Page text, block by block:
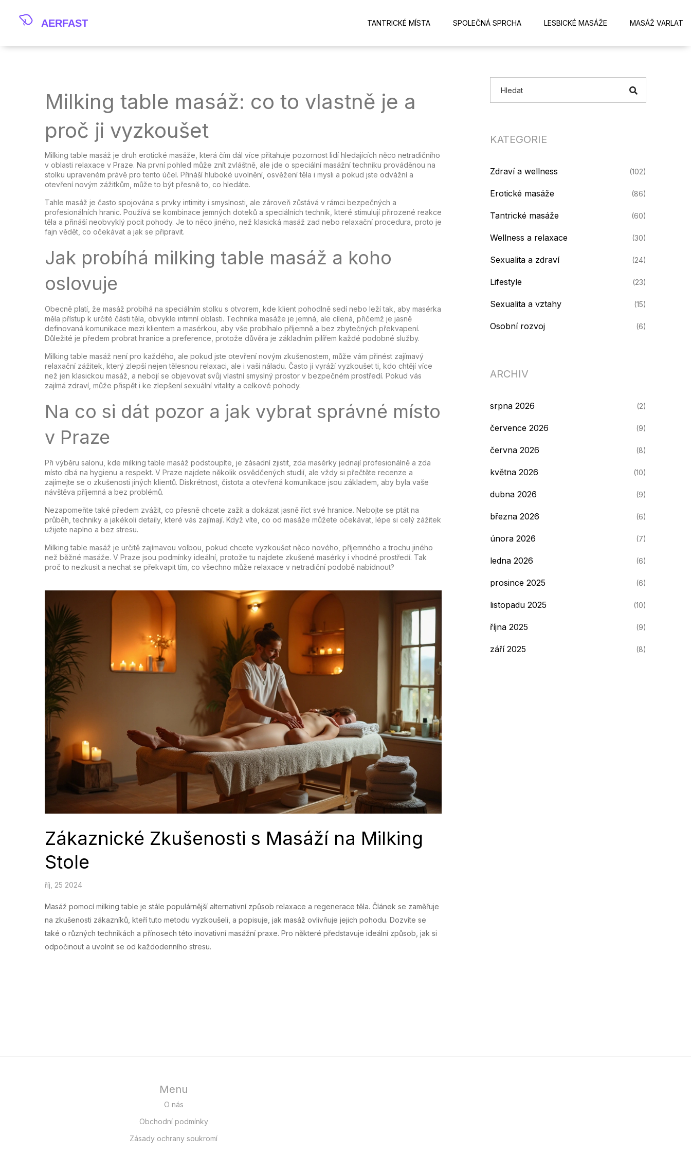
TANTRICKÉ MÍSTA SPOLEČNÁ SPRCHA LESBICKÉ MASÁŽE MASÁŽ VARLAT
Milking table masáž: co to vlastně je a
proč ji vyzkoušet
Milking table masáž je druh erotické masáže, která čím dál více přitahuje pozornost lidí hledajících něco netradičního
v oblasti relaxace v Praze. Na první pohled může znít zvláštně, ale jde o speciální masážní techniku prováděnou na
stolku upraveném právě pro tento účel. Přináší hluboké uvolnění, osvěžení těla i mysli a pokud jste odvážní a
otevření novým zážitkům, může to být přesně to, co hledáte.
Tahle masáž je často spojována s prvky intimity i smyslnosti, ale zároveň zůstává v rámci bezpečných a
profesionálních hranic. Používá se kombinace jemných doteků a speciálních technik, které stimulují přirozené reakce
těla a přináší neobvyklý pocit pohody. Je to něco jiného, než klasická masáž zad nebo relaxační procedura, proto je
fajn vědět, co očekávat a jak se připravit.
Jak probíhá milking table masáž a koho
oslovuje
Obecně platí, že masáž probíhá na speciálním stolku s otvorem, kde klient pohodlně sedí nebo leží tak, aby masérka
měla přístup k určité části těla, obvykle intimní oblasti. Technika masáže je jemná, ale cílená, přičemž je jasně
definovaná komunikace mezi klientem a masérkou, aby vše probíhalo příjemně a bez zbytečných překvapení.
Důležité je předem probrat hranice a preference, protože důvěra je základním pilířem každé podobné služby.
Milking table masáž není pro každého, ale pokud jste otevření novým zkušenostem, může vám přinést zajímavý
relaxační zážitek, který zlepší nejen tělesnou relaxaci, ale i vaši náladu. Často ji vyráží vyzkoušet ti, kdo chtějí více
než jen klasickou masáž, a nebojí se objevovat svůj vlastní smyslný prostor v bezpečném prostředí. Pokud vás
zajímá zdraví, může přispět i ke zlepšení sexuální vitality a celkové pohody.
Na co si dát pozor a jak vybrat správné místo
v Praze
Při výběru salonu, kde milking table masáž podstoupíte, je zásadní zjistit, zda masérky jednají profesionálně a zda
místo dbá na hygienu a respekt. V Praze najdete několik osvědčených studií, ale vždy si přečtěte recenze a
zajímejte se o zkušenosti jiných klientů. Diskrétnost, čistota a otevřená komunikace jsou základem, aby byla vaše
návštěva příjemná a bez problémů.
Nezapomeňte také předem zvážit, co přesně chcete zažít a dokázat jasně říct své hranice. Nebojte se ptát na
průběh, techniky a jakékoli detaily, které vás zajímají. Když víte, co od masáže můžete očekávat, lépe si celý zážitek
užijete naplno a bez stresu.
Milking table masáž je určitě zajímavou volbou, pokud chcete vyzkoušet něco nového, příjemného a trochu jiného
než běžné masáže. V Praze jsou podmínky ideální, protože tu najdete zkušené masérky i vhodné prostředí. Tak
proč to nezkusit a nechat se překvapit tím, co všechno může relaxace v netradiční podobě nabídnout?
Zákaznické Zkušenosti s Masáží na Milking
Stole
říj, 25 2024
Masáž pomocí milking table je stále populárnější alternativní způsob relaxace a regenerace těla. Článek se zaměřuje
na zkušenosti zákazníků, kteří tuto metodu vyzkoušeli, a popisuje, jak masáž ovlivňuje jejich pohodu. Dozvíte se
také o různých technikách a přínosech této inovativní masážní praxe. Pro některé představuje ideální způsob, jak si
odpočinout a uvolnit se od každodenního stresu.
KATEGORIE
Zdraví a wellness (102)
Erotické masáže (86)
Tantrické masáže (60)
Wellness a relaxace (30)
Sexualita a zdraví (24)
Lifestyle (23)
Sexualita a vztahy (15)
Osobní rozvoj (6)
ARCHIV
srpna 2026 (2)
července 2026 (9)
června 2026 (8)
května 2026 (10)
dubna 2026 (9)
března 2026 (6)
února 2026 (7)
ledna 2026 (6)
prosince 2025 (6)
listopadu 2025 (10)
října 2025 (9)
září 2025 (8)
Menu
O nás
Obchodní podmínky
Zásady ochrany soukromí